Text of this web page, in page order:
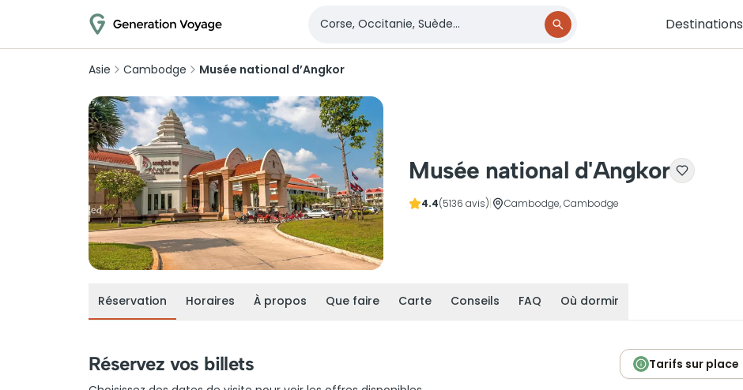
Destinations
Asie Cambodge Musée national d’Angkor
Musée national d'Angkor
4.4(5136 avis) Cambodge, Cambodge
Réservation Horaires À propos Que faire Carte Conseils FAQ Où dormir
Réservez vos billets Tarifs sur place